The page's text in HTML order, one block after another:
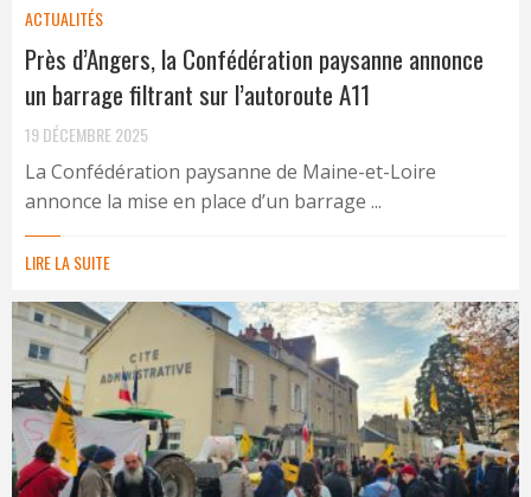
ACTUALITÉS
Près d’Angers, la Confédération paysanne annonce
un barrage filtrant sur l’autoroute A11
19 DÉCEMBRE 2025
La Confédération paysanne de Maine-et-Loire
annonce la mise en place d’un barrage ...
LIRE LA SUITE